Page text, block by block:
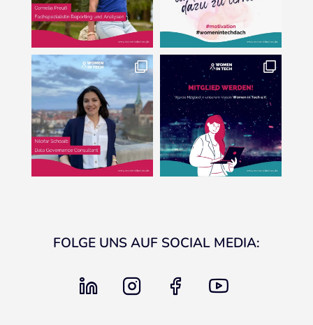
FOLGE UNS AUF SOCIAL MEDIA:
linkedin instagram